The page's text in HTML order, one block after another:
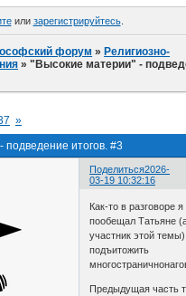
или зарегистрируйтесь.
форум »Религиозно-
»"Высокие материи" -
итогов. #3
»
Поделиться2026-
03-19 10:32:16
Как-то в разговоре я
пообещал Татьяне
участник этой темы)
подъитожить
Предыдущая часть